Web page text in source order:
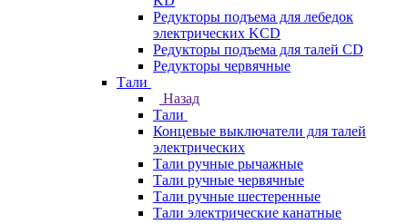
Редукторы подъема для лебедок
электрических KCD
Редукторы подъема для талей CD
Редукторы червячные
Тали
Назад
Тали
Концевые выключатели для талей
электрических
Тали ручные рычажные
Тали ручные червячные
Тали ручные шестеренные
Тали электрические канатные